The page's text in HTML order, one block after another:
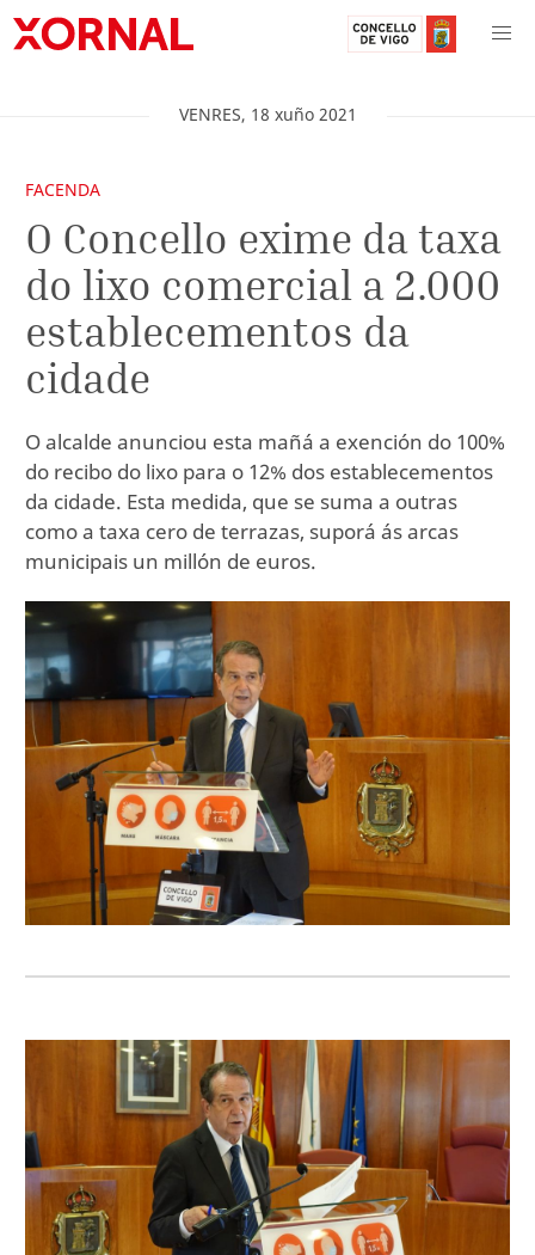
VENRES, 18 xuño 2021
FACENDA
O Concello exime da taxa
do lixo comercial a 2.000
establecementos da
cidade
O alcalde anunciou esta mañá a exención do 100%
do recibo do lixo para o 12% dos establecementos
da cidade. Esta medida, que se suma a outras
como a taxa cero de terrazas, suporá ás arcas
municipais un millón de euros.